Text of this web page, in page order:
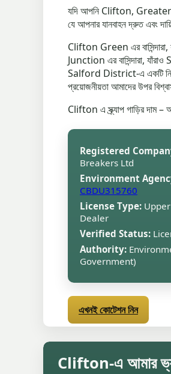
যদি আপনি Clifton, Greater
যে আপনার যানবাহন দ্রুত এবং
Clifton Green এর
Junction এর বাসিন্দারা,
Salford District-এ একটি
প্রয়োজনীয়তা আমাদের উপর
Clifton এ স্ক্র্যাপ গাড়ির দাম
Registered
Breakers Ltd
Environment
CBDU315760
License Type:
Dealer
Verified Status:
Authority:
Government)
এখনই কোটেশন নিন
Clifton-এ আমার